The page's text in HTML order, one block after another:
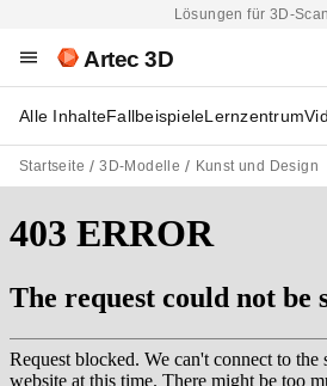
Lösungen für 3D-
Artec 3D
Alle InhalteFallbeispieleLernzentrum
Startseite 3D-Modelle Kunst und Design